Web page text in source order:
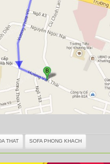
THAT SOFA PHONG KHACH